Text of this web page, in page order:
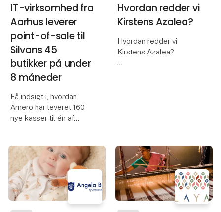
IT-virksomhed fra
Aarhus leverer
point-of-sale til
Silvans 45
butikker på under
8 måneder
Få indsigt i, hvordan
Amero har leveret 160
nye kasser til én af
mindre end 8 måneder.
Et samarbejde præget
af en ærlig tilgang med
fokus på at fremtidssikre
f
Hvordan redder vi
Kirstens Azalea?
Hvordan redder vi
Kirstens Azalea?
modsat.
Kunne du tænke di